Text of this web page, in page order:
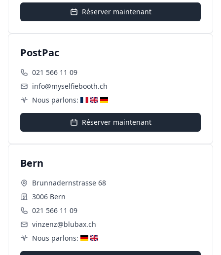
Réserver maintenant
PostPac
021 566 11 09
info@myselfiebooth.ch
Nous parlons:
Réserver maintenant
Bern
Brunnadernstrasse 68
3006 Bern
021 566 11 09
vinzenz@blubax.ch
Nous parlons: